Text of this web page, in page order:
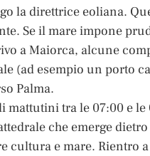
la direttrice eoliana.
Se il mare impone
a Maiorca, alcune
(ad esempio un porto
Palma.
mattutini tra le 07:00 e
che emerge
cultura e mare. Rientro